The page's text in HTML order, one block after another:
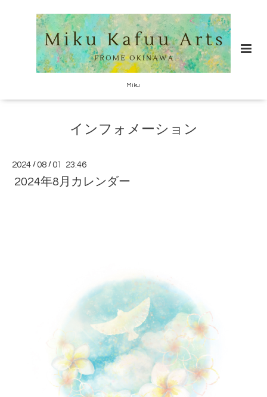
Miku
インフォメーション
2024 /08 /01 23:46
2024年8月カレンダー